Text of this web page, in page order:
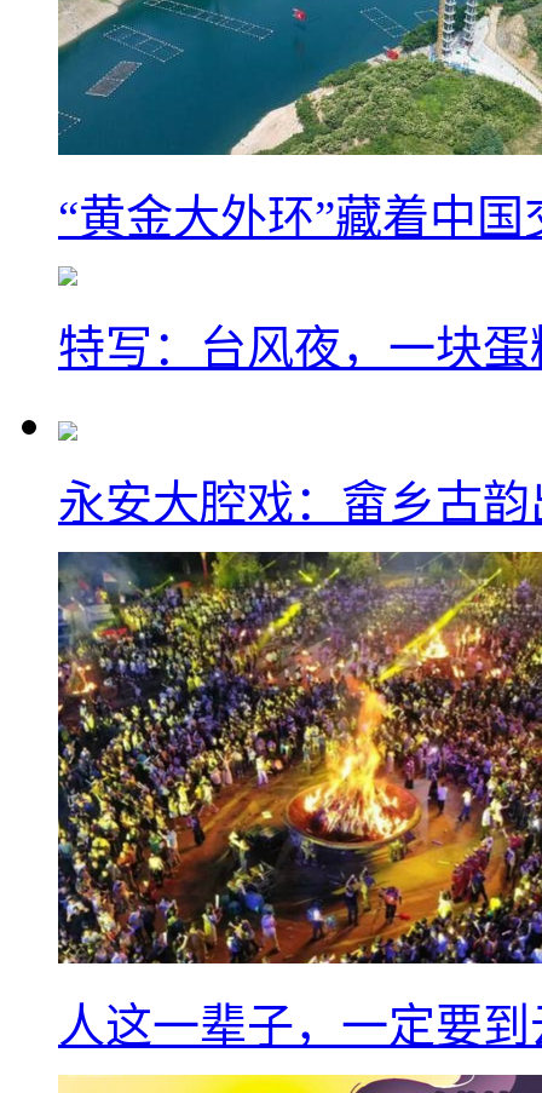
“黄金大外环”藏着中
特写：台风夜，一块
永安大腔戏：畲乡古
人这一辈子，一定要